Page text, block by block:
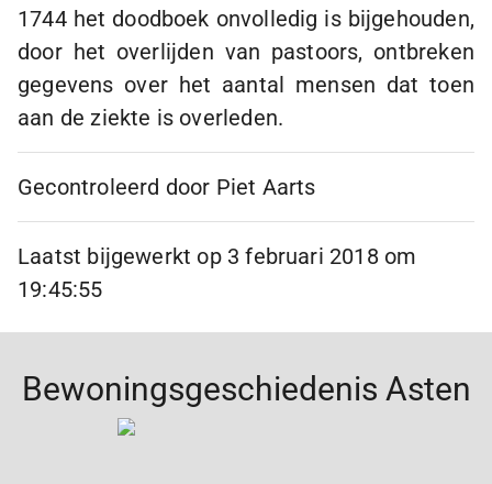
1744 het doodboek onvolledig is bijgehouden,
door het overlijden van pastoors, ontbreken
gegevens over het aantal mensen dat toen
aan de ziekte is overleden.
Gecontroleerd door Piet Aarts
Laatst bijgewerkt op 3 februari 2018 om
19:45:55
Bewoningsgeschiedenis Asten